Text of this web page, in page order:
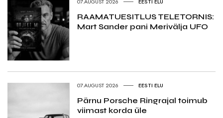
RAAMATUESITLUS TELETORNIS:
Mart Sander pani Merivälja UFO
07.AUGUST 2026 EESTI ELU
Pärnu Porsche Ringrajal toimub
viimast korda üle